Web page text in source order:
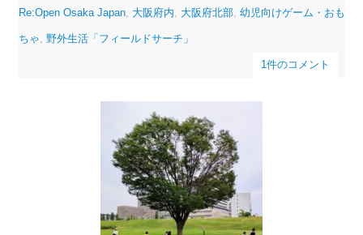
Re:Open Osaka Japan, 大阪府内, 大阪府北部, 幼児向けゲーム・おも
ちゃ, 野外生活「フィールドサーチ」
1件のコメント